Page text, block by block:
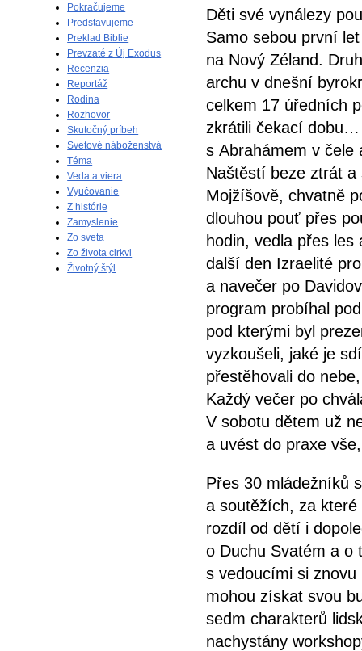
Pokračujeme
Predstavujeme
Preklad Biblie
Prevzaté z Új Exodus
Recenzia
Reportáž
Rodina
Rozhovor
Skutočný príbeh
Svetové náboženstvá
Téma
Veda a viera
Vyučovanie
Z histórie
Zamyslenie
Zo sveta
Zo života cirkvi
Životný štýl
Děti své vynálezy
Samo sebou první
na Nový Zéland.
archu v dnešní
celkem 17 úředních
zkrátili čekací dobu…
s Abrahámem v čele
Naštěstí beze ztrát a
Mojžíšově, chvatně
dlouhou pouť přes
hodin, vedla přes
další den Izraelité
a navečer po
program probíhal
pod kterými byl
vyzkoušeli, jaké je
přestěhovali do
Každý večer po
V sobotu dětem už
a uvést do praxe
Přes 30 mládežníků
a soutěžích, za
rozdíl od dětí i
o Duchu Svatém a o
s vedoucími si
mohou získat svou
sedm charakterů
nachystány